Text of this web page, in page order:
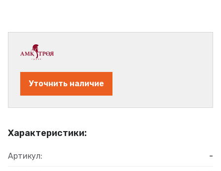
Характеристики:
Артикул: -
Уточнить наличие